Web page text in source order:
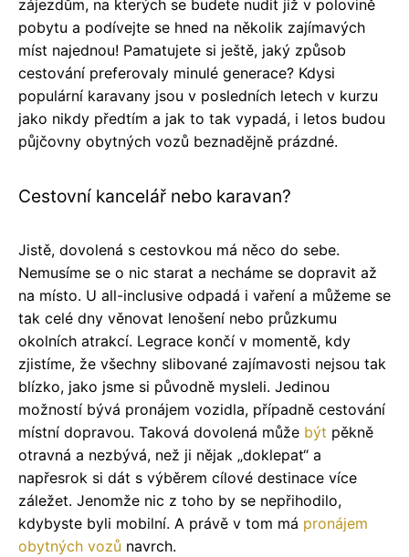
zájezdům, na kterých se budete nudit již v polovině
pobytu a podívejte se hned na několik zajímavých
míst najednou! Pamatujete si ještě, jaký způsob
cestování preferovaly minulé generace? Kdysi
populární karavany jsou v posledních letech v kurzu
jako nikdy předtím a jak to tak vypadá, i letos budou
půjčovny obytných vozů beznadějně prázdné.
Cestovní kancelář nebo karavan?
Jistě, dovolená s cestovkou má něco do sebe.
Nemusíme se o nic starat a necháme se dopravit až
na místo. U all-inclusive odpadá i vaření a můžeme se
tak celé dny věnovat lenošení nebo průzkumu
okolních atrakcí. Legrace končí v momentě, kdy
zjistíme, že všechny slibované zajímavosti nejsou tak
blízko, jako jsme si původně mysleli. Jedinou
možností bývá pronájem vozidla, případně cestování
místní dopravou. Taková dovolená může být pěkně
otravná a nezbývá, než ji nějak „doklepat“ a
napřesrok si dát s výběrem cílové destinace více
záležet. Jenomže nic z toho by se nepřihodilo,
kdybyste byli mobilní. A právě v tom má pronájem
obytných vozů navrch.